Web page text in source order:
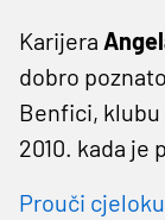
Karijera
dobro
Benfici, klubu
2010. kada je
Prouči